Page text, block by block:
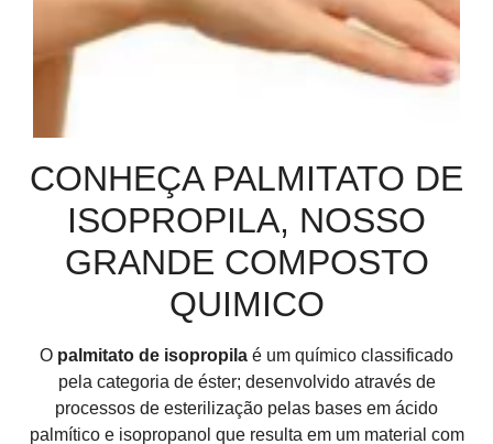
CONHEÇA PALMITATO DE
ISOPROPILA, NOSSO
GRANDE COMPOSTO
QUIMICO
O palmitato de isopropila é um químico classificado
pela categoria de éster; desenvolvido através de
processos de esterilização pelas bases em ácido
palmítico e isopropanol que resulta em um material com